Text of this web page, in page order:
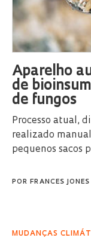
Aparelho
de
de fungos
Processo atual,
realizado
pequenos sacos
POR FRANCES JONES
MUDANÇAS